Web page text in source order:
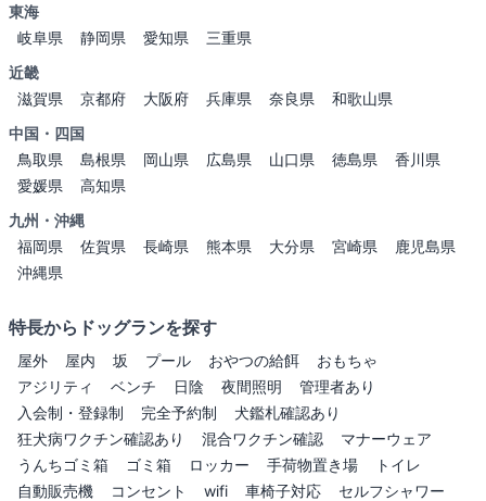
東海
岐阜県
静岡県 愛知県
三重県
近畿
滋賀県
京都府 大阪府 兵庫県 奈良県
和歌山県
中国・四国
鳥取県
島根県 岡山県 広島県 山口県 徳島県
香川県
愛媛県
高知県
九州・沖縄
福岡県
佐賀県 長崎県 熊本県 大分県 宮崎県
鹿児島県
沖縄県
特長からドッグランを探す
屋外 屋内 坂 プール おやつの給餌
おもちゃ
アジリティ
ベンチ 日陰 夜間照明
管理者あり
入会制・登録制
完全予約制
犬鑑札確認あり
狂犬病ワクチン確認あり
混合ワクチン確認
マナーウェア
うんちゴミ箱
ゴミ箱 ロッカー 手荷物置き場
トイレ
自動販売機
コンセント wifi 車椅子対応
セルフシャワー